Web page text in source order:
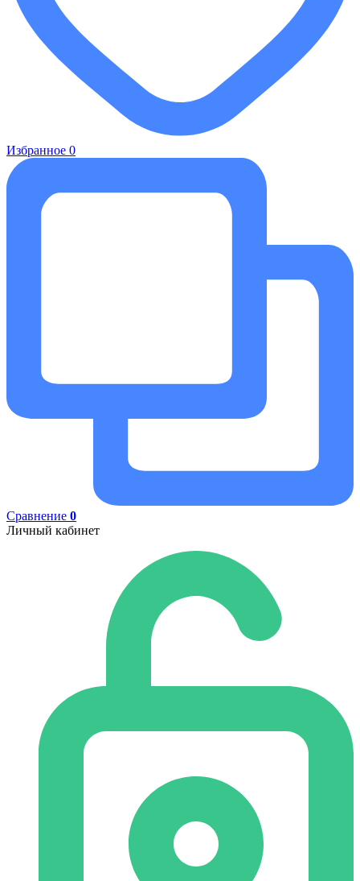
Избранное 0
Сравнение 0
Личный кабинет